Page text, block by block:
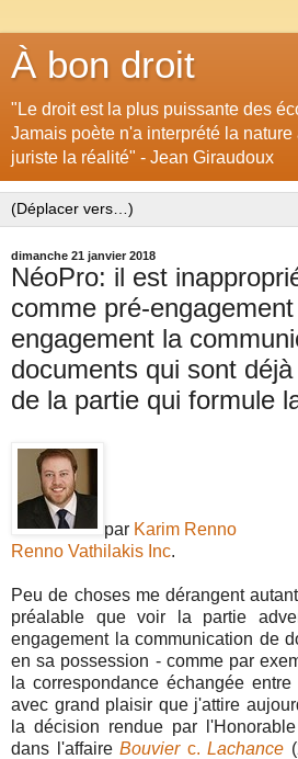
À bon droit
"Le droit est la plus puissante des
Jamais poète n'a interprété la
juriste la réalité" - Jean Giraudoux
dimanche 21 janvier 2018
NéoPro: il est
comme pré-
engagement la
documents qui sont
de la partie qui formule
par Karim Renno
Renno Vathilakis Inc.
Peu de choses me dérangent
préalable que voir la partie
engagement la communication de
en sa possession - comme par
la correspondance échangée
avec grand plaisir que j'attire
la décision rendue par
dans l'affaireBouvier c. Lachance